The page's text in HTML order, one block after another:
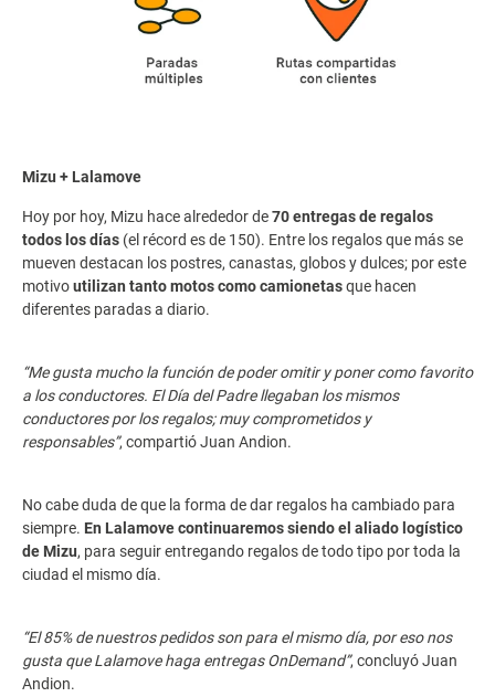
Mizu + Lalamove
Hoy por hoy, Mizu hace alrededor de70 entregas de regalos
todos los días (el récord es de 150). Entre los regalos que más se
mueven destacan los postres, canastas, globos y dulces; por este
motivoutilizan tanto motos como camionetasque hacen
diferentes paradas a diario.
“Me gusta mucho la función de poder omitir y poner como favorito
a los conductores. El Día del Padre llegaban los mismos
conductores por los regalos; muy comprometidos y
responsables”, compartió Juan Andion.
No cabe duda de que la forma de dar regalos ha cambiado para
siempre. En Lalamove continuaremos siendo el aliado logístico
de Mizu, para seguir entregando regalos de todo tipo por toda la
ciudad el mismo día.
“El 85% de nuestros pedidos son para el mismo día, por eso nos
gusta que Lalamove haga entregas OnDemand”, concluyó Juan
Andion.